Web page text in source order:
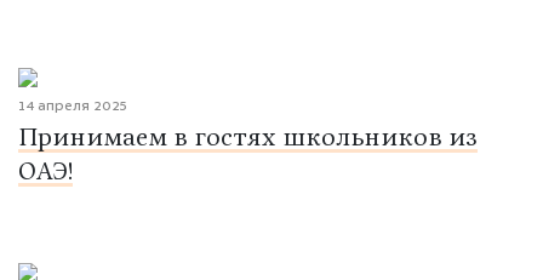
14 апреля 2025
Принимаем в гостях школьников из
ОАЭ!